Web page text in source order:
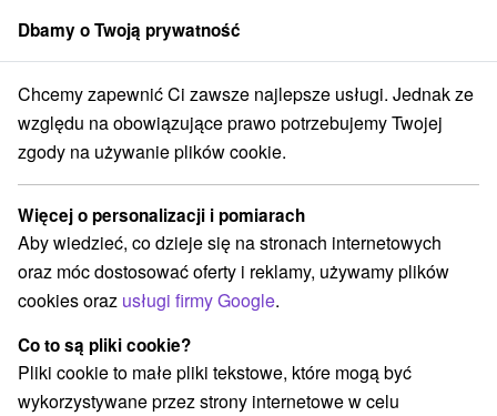
członek grupySorger
Žilinský kraj Lisková Aeroklub - Lotnisko Ružomberok - Lisková
Aeroklub - Lotnisko Ružomberok -
Lisková
Wyświetl stronę internetową Przejdź do
+421 44 432 94 50
Facebook
Dbamy o Twoją prywatność
Chcemy zapewnić Ci zawsze najlepsze usługi. Jednak ze
względu na obowiązujące prawo potrzebujemy Twojej
zgody na używanie plików cookie.
Więcej o personalizacji i pomiarach
Aby wiedzieć, co dzieje się na stronach internetowych
oraz móc dostosować oferty i reklamy, używamy plików
cookies oraz usługi firmy Google.
Co to są pliki cookie?
Pliki cookie to małe pliki tekstowe, które mogą być
wykorzystywane przez strony internetowe w celu